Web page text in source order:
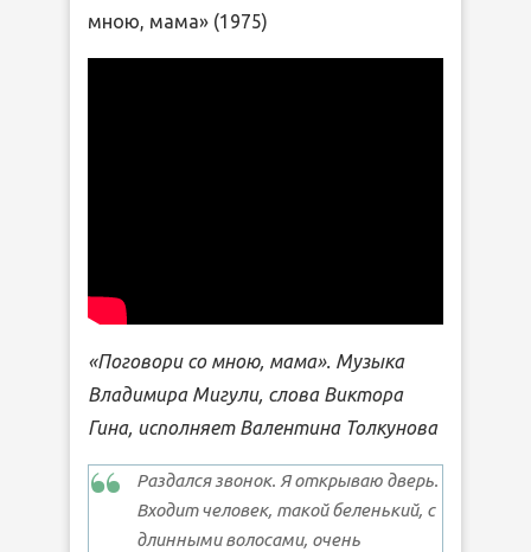
мною, мама» (1975)
«Поговори со мною, мама». Музыка
Владимира Мигули, слова Виктора
Гина, исполняет Валентина Толкунова
Раздался звонок. Я открываю дверь.
Входит человек, такой беленький, с
длинными волосами, очень